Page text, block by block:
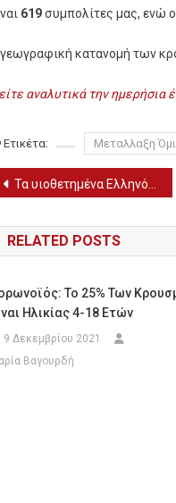
619συμπολίτες μας, ενώ
κατανομή των
αναλυτικά την ημερήσια
Ετικέτα: Μεταλλαξη
Πλοήγηση
Τα υιοθετημένα Ελληνόπουλα του Ψυχρού Πολέμου αναζητούν τους βιολογικούς τους γονείς
RELATED POSTS
Το 25% Των
Ηλικίας 4-18 Ετών
9 Δεκεμβρίου 2021
Βαγουρδή